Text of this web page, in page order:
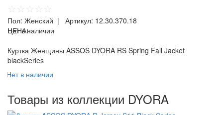
☆☆☆☆☆
Пол: Женский | Артикул: 12.30.370.18
ЦЕНА:
Нет в наличии
Куртка Женщины ASSOS DYORA RS Spring Fall Jacket
blackSeries
Нет в наличии
Товары из коллекции DYORA